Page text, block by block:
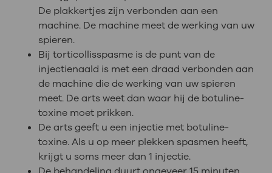
De plakkertjes zijn verbonden aan een
machine. De machine meet de werking van uw
spieren.
Bij torticollisspasme is de punt van de
injectienaald is met een draad verbonden aan
de machine die de werking van uw spieren
meet. De arts weet dan waar hij de botuline-
toxine moet prikken.
De arts geeft u een injectie met botuline-
toxine. Als u op meer plekken spasmen heeft,
krijgt u soms meer dan 1 injectie.